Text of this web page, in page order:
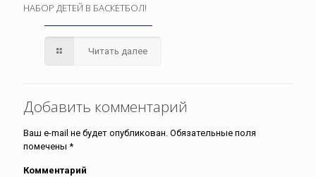
НАБОР ДЕТЕЙ В БАСКЕТБОЛ!
Читать далее
Добавить комментарий
Ваш e-mail не будет опубликован. Обязательные поля
помечены *
Комментарий